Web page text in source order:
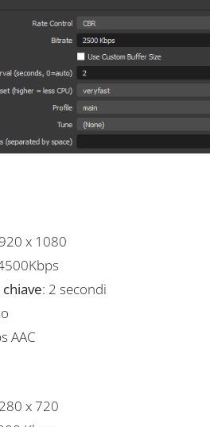
x 1080
: 2 secondi
AAC
x 720